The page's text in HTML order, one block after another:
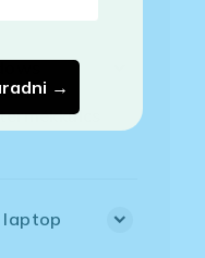
laptop
Nem akarok lemaradni →